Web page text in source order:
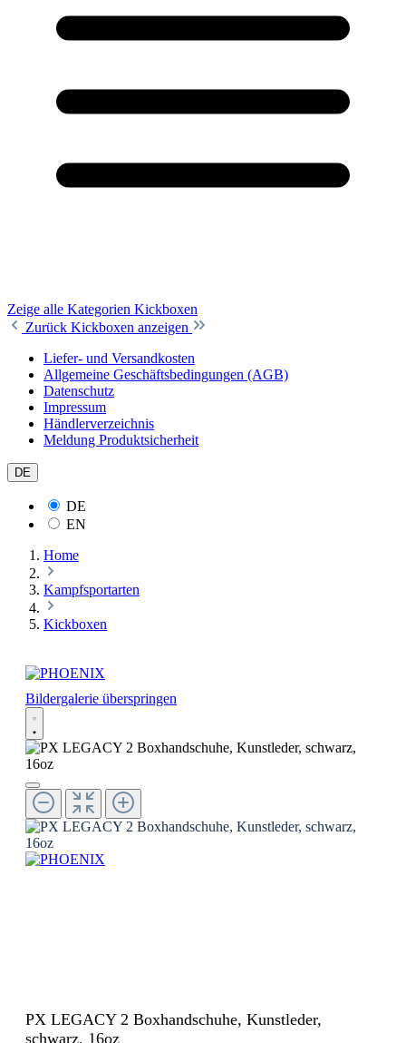
Zeige alle Kategorien Kickboxen
Zurück Kickboxen anzeigen
Liefer- und Versandkosten
Allgemeine Geschäftsbedingungen (AGB)
Datenschutz
Impressum
Händlerverzeichnis
Meldung Produktsicherheit
DE
DE
EN
Home
Kampfsportarten
Kickboxen
Bildergalerie überspringen
PX LEGACY 2 Boxhandschuhe, Kunstleder,
schwarz, 16oz